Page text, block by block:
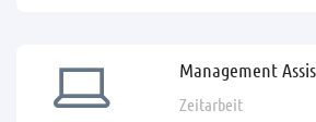
Management
Zeitarbeit